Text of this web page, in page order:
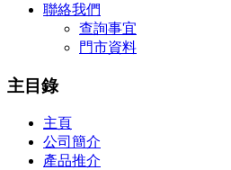
聯絡我們
查詢事宜
門市資料
主目錄
主頁
公司簡介
產品推介